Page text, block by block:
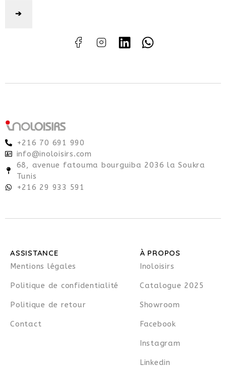
+216 70 691 990
info@inoloisirs.com
68, avenue fatouma bourguiba 2036 la Soukra
Tunis
+216 29 933 591
À PROPOS
Inoloisirs
Catalogue 2025
Showroom
Facebook
Instagram
Linkedin
ASSISTANCE
Mentions légales
Politique de confidentialité
Politique de retour
Contact